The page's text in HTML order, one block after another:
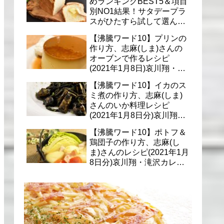
別NO1結果！サタデープラ
スがひたすら試して選んだ
【沸騰ワード10】プリンの
作り方、志麻(しま)さんの
オーブンで作るレシピ
(2021年1月8日)哀川翔・滝
理
【沸騰ワード10】イカのス
ミ煮の作り方、志麻(しま)
さんのいか料理レシピ
(2021年1月8日分)哀川翔・
【沸騰ワード10】ポトフ＆
鶏団子の作り方、志麻(し
ま)さんのレシピ(2021年1月
8日分)哀川翔・滝沢カレ